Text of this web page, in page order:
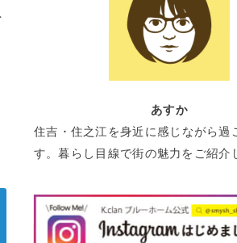
あすか
住吉・住之江を身近に感じながら過
す。暮らし目線で街の魅力をご紹介